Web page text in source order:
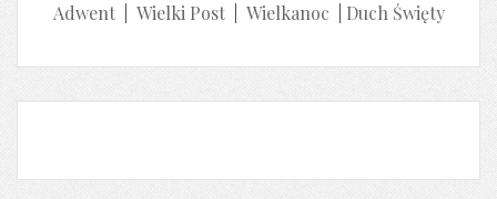
Adwent| Wielki Post| Wielkanoc Duch Święty